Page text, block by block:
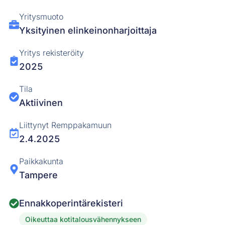
Yritysmuoto
Yksityinen elinkeinonharjoittaja
Yritys rekisteröity
2025
Tila
Aktiivinen
Liittynyt Remppakamuun
2.4.2025
Paikkakunta
Tampere
Ennakkoperintärekisteri
Oikeuttaa kotitalousvähennykseen